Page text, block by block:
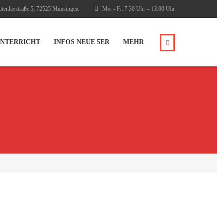
Mo. - Fr. 7.30 Uhr – 13.00 Uhr
5, 72525 Münsingen
INFOS NEUE 5ER MEHR